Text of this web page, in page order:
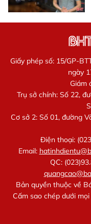
Giấy phép số: 15/GP-
ngày
Giám
Trụ sở chính: Số 22,
Cơ sở 2: Số 01, đường
Điện thoại:
Email:
QC:
Bản quyền thuộc về
Cấm sao chép dưới